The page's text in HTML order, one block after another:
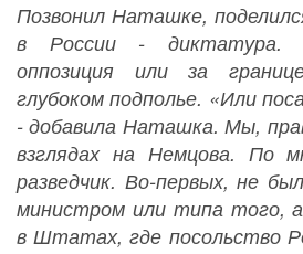
Позвонил Наташке,
в России - диктатура.
оппозиция или за
глубоком подполье. «Или
- добавила Наташка. Мы,
взглядах на Немцова. По
разведчик. Во-первых, не
министром или типа того,
в Штатах, где посольство